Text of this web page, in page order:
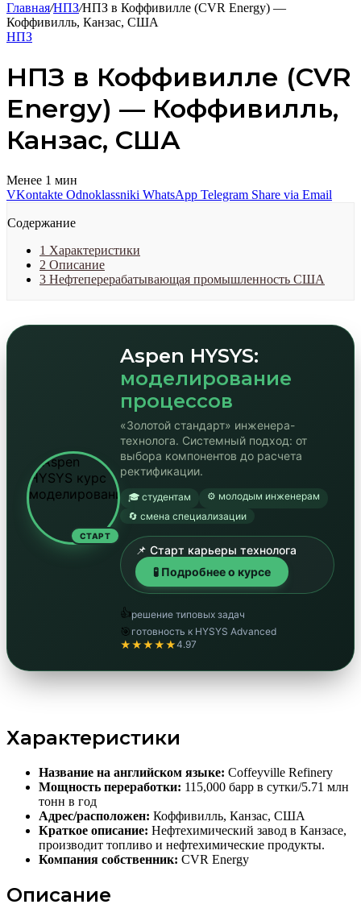
Главная/НПЗ/НПЗ в Коффивилле (CVR Energy) —
Коффивилль, Канзас, США
НПЗ
НПЗ в Коффивилле (CVR
Energy) — Коффивилль,
Канзас, США
Менее 1 мин
VKontakte Odnoklassniki WhatsApp Telegram Share via Email
Содержание
1 Характеристики
2 Описание
3 Нефтеперерабатывающая промышленность США
СТАРТ
Aspen HYSYS:
моделирование
процессов
«Золотой стандарт» инженера-
технолога. Системный подход: от
выбора компонентов до расчета
ректификации.
🎓 студентам
⚙️ молодым инженерам
🔄 смена специализации
📌 Старт карьеры технолога
🧪 Подробнее о курсе
👍решение типовых задач
🎯 готовность к HYSYS Advanced
★★★★★4.97
Характеристики
Название на английском языке: Coffeyville Refinery
Мощность переработки: 115,000 барр в сутки/5.71 млн
тонн в год
Адрес/расположен: Коффивилль, Канзас, США
Краткое описание: Нефтехимический завод в Канзасе,
производит топливо и нефтехимические продукты.
Компания собственник: CVR Energy
Описание